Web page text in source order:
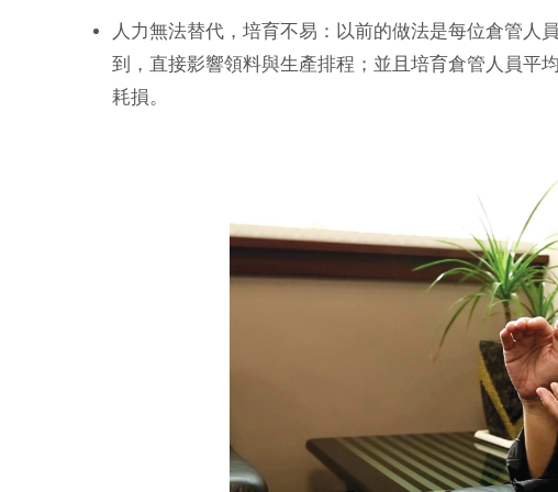
人力無法替代，培育不易：以前的做法是每位倉管人
到，直接影響領料與生產排程；並且培育倉管人員平
耗損。